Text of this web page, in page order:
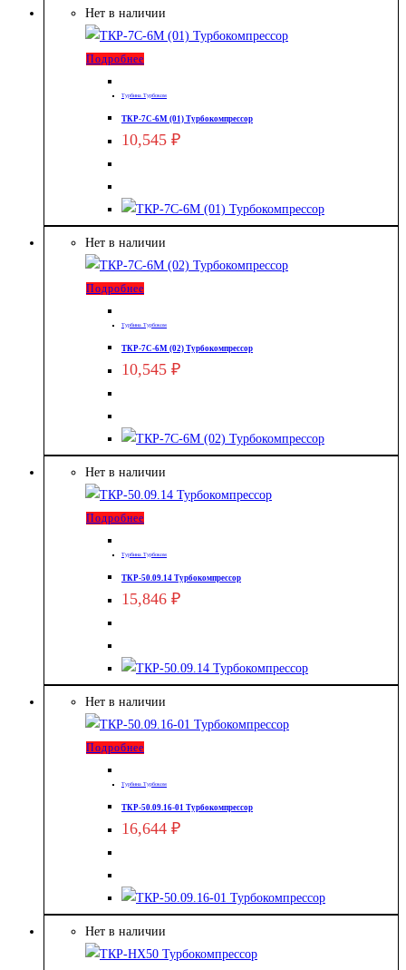
Нет в наличии
Подробнее
Турбина Турбоком
ТКР-7С-6М (01) Турбокомпрессор
10,545 ₽
Нет в наличии
Подробнее
Турбина Турбоком
ТКР-7С-6М (02) Турбокомпрессор
10,545 ₽
Нет в наличии
Подробнее
Турбина Турбоком
ТКР-50.09.14 Турбокомпрессор
15,846 ₽
Нет в наличии
Подробнее
Турбина Турбоком
ТКР-50.09.16-01 Турбокомпрессор
16,644 ₽
Нет в наличии